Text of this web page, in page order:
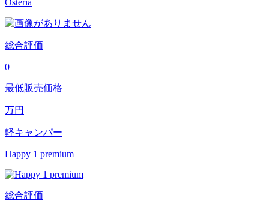
総合評価
0
最低販売価格
万円
軽キャンパー
Happy 1 premium
総合評価